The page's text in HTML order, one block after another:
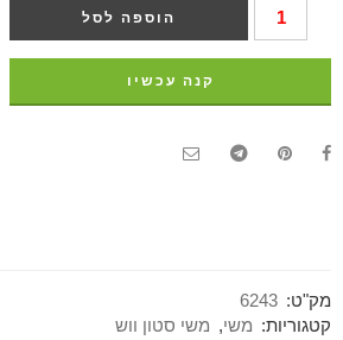
הוספה לסל
קנה עכשיו
מק"ט: 6243
קטגוריות: משי, משי סטון ווש